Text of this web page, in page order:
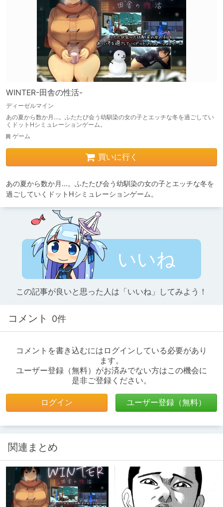
WINTER-田舎の性活-
ディーゼルマイン
あの夏から数か月…。ふたたび会う幼馴染の女の子とエッチな冬を過ごしてい
くドットHシミュレーションゲーム。
ゲーム
買いに行く
あの夏から数か月…。ふたたび会う幼馴染の女の子とエッチな冬を
過ごしていくドットHシミュレーションゲーム。
いいね
この記事が良いと思った人は「いいね」してみよう！
コメント 0件
コメントを書き込むにはログインしている必要があり
ます。
ユーザー登録（無料）がお済みでない方はこの機会に
是非ご登録ください。
ログイン ユーザー登録（無料）
関連まとめ